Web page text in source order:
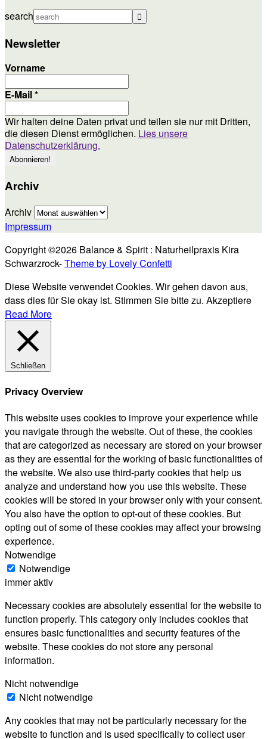
search
Newsletter
Vorname
E-Mail*
Wir halten deine Daten privat und teilen sie nur mit Dritten,
die diesen Dienst ermöglichen. Lies unsere
Datenschutzerklärung.
Archiv
Archiv
Impressum
Copyright ©2026 Balance & Spirit : Naturheilpraxis Kira
Schwarzrock-Theme by Lovely Confetti
Diese Website verwendet Cookies. Wir gehen davon aus,
dass dies für Sie okay ist. Stimmen Sie bitte zu. Akzeptiere
Read More
Schließen
Privacy Overview
This website uses cookies to improve your experience while
you navigate through the website. Out of these, the cookies
that are categorized as necessary are stored on your browser
as they are essential for the working of basic functionalities of
the website. We also use third-party cookies that help us
analyze and understand how you use this website. These
cookies will be stored in your browser only with your consent.
You also have the option to opt-out of these cookies. But
opting out of some of these cookies may affect your browsing
experience.
Notwendige
Notwendige
immer aktiv
Necessary cookies are absolutely essential for the website to
function properly. This category only includes cookies that
ensures basic functionalities and security features of the
website. These cookies do not store any personal
information.
Nicht notwendige
Nicht notwendige
Any cookies that may not be particularly necessary for the
website to function and is used specifically to collect user